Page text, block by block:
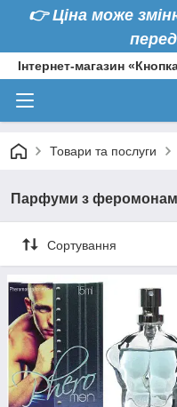
👉Ціна може
Інтернет-магазин
Товари та послуги
Парфуми з
Сортування